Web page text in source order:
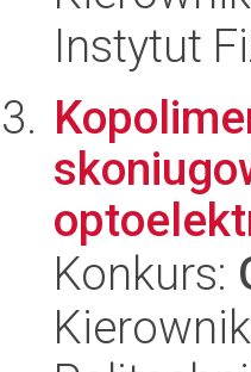
Instytut
Konkurs: